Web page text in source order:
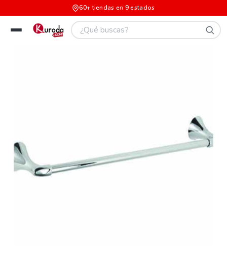
60+ tiendas en 9 estados